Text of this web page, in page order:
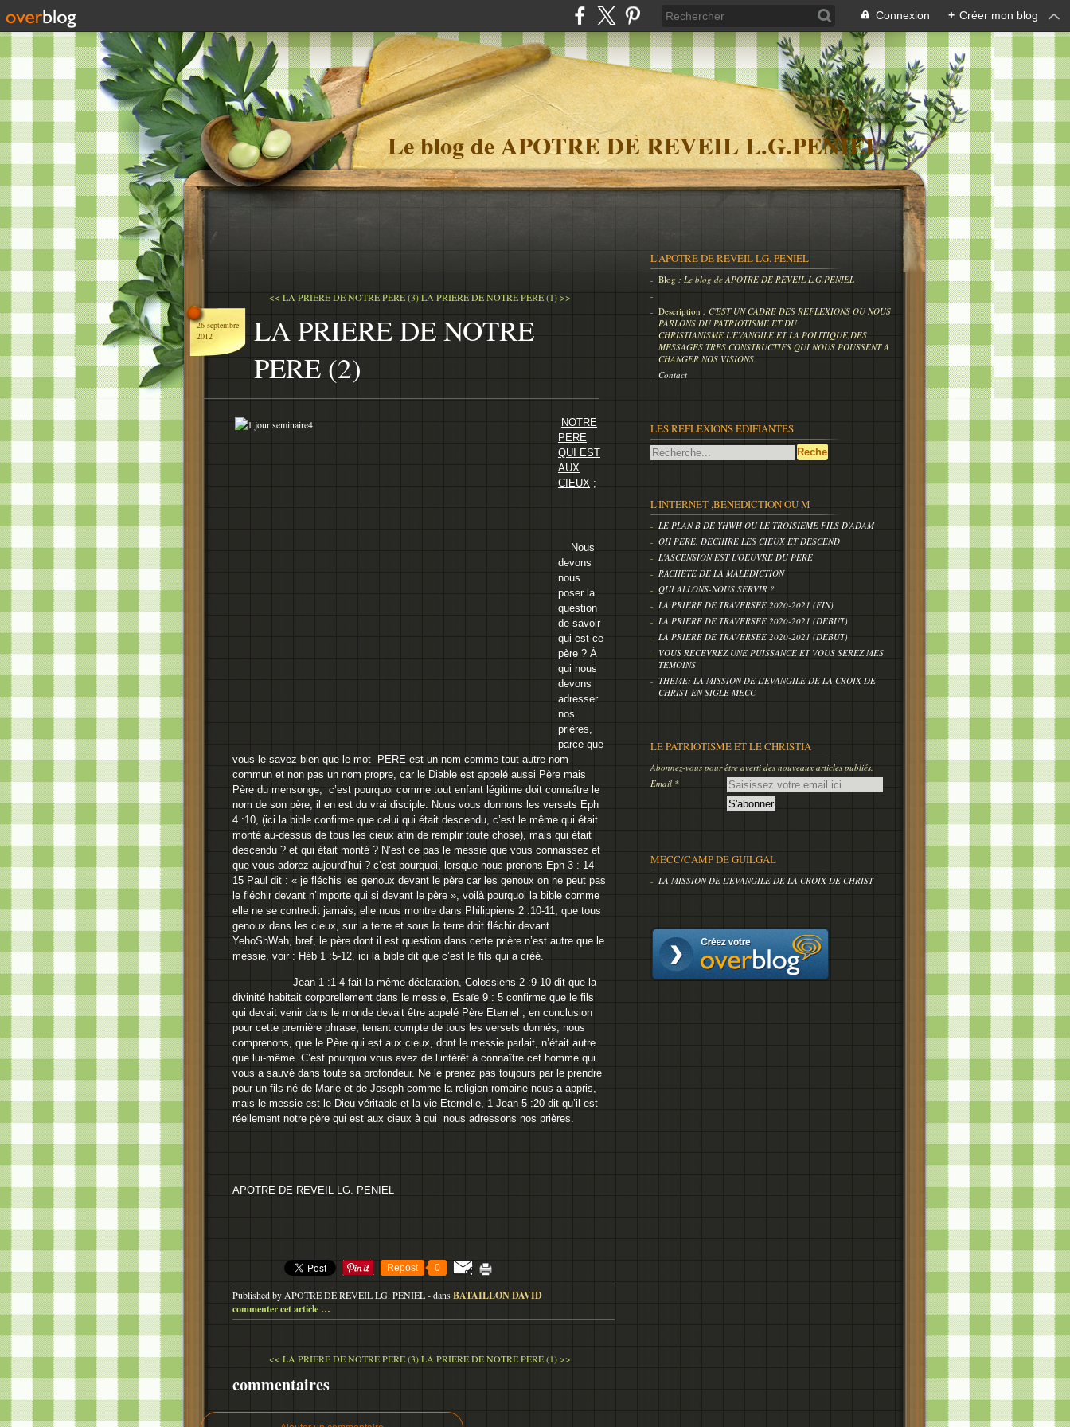
Connexion + Créer mon blog
Le blog de APOTRE DE REVEIL L.G.PENIEL
<< LA PRIERE DE NOTRE PERE (3) LA PRIERE DE NOTRE PERE (1) >>
26 septembre
2012
LA PRIERE DE NOTRE
PERE (2)
NOTRE
PERE
QUI EST
AUX
CIEUX ;
Nous
devons
nous
poser la
question
de savoir
qui est ce
père ? À
qui nous
devons
adresser
nos
prières,
parce que
vous le savez bien que le mot PERE est un nom comme tout autre nom
commun et non pas un nom propre, car le Diable est appelé aussi Père mais
Père du mensonge, c’est pourquoi comme tout enfant légitime doit connaître le
nom de son père, il en est du vrai disciple. Nous vous donnons les versets Eph
4 :10, (ici la bible confirme que celui qui était descendu, c’est le même qui était
monté au-dessus de tous les cieux afin de remplir toute chose), mais qui était
descendu ? et qui était monté ? N’est ce pas le messie que vous connaissez et
que vous adorez aujourd’hui ? c’est pourquoi, lorsque nous prenons Eph 3 : 14-
15 Paul dit : « je fléchis les genoux devant le père car les genoux on ne peut pas
le fléchir devant n’importe qui si devant le père », voilà pourquoi la bible comme
elle ne se contredit jamais, elle nous montre dans Philippiens 2 :10-11, que tous
genoux dans les cieux, sur la terre et sous la terre doit fléchir devant
YehoShWah, bref, le père dont il est question dans cette prière n’est autre que le
messie, voir : Héb 1 :5-12, ici la bible dit que c’est le fils qui a créé.
Jean 1 :1-4 fait la même déclaration, Colossiens 2 :9-10 dit que la
divinité habitait corporellement dans le messie, Esaïe 9 : 5 confirme que le fils
qui devait venir dans le monde devait être appelé Père Eternel ; en conclusion
pour cette première phrase, tenant compte de tous les versets donnés, nous
comprenons, que le Père qui est aux cieux, dont le messie parlait, n’était autre
que lui-même. C’est pourquoi vous avez de l’intérêt à connaître cet homme qui
vous a sauvé dans toute sa profondeur. Ne le prenez pas toujours par le prendre
pour un fils né de Marie et de Joseph comme la religion romaine nous a appris,
mais le messie est le Dieu véritable et la vie Eternelle, 1 Jean 5 :20 dit qu’il est
réellement notre père qui est aux cieux à qui nous adressons nos prières.
APOTRE DE REVEIL LG. PENIEL
Repost 0
Published by APOTRE DE REVEIL LG. PENIEL-dans BATAILLON DAVID
commenter cet article …
<< LA PRIERE DE NOTRE PERE (3) LA PRIERE DE NOTRE PERE (1) >>
commentaires
L'APOTRE DE REVEIL LG. PENIEL
Blog : Le blog de APOTRE DE REVEIL L.G.PENIEL
Description : C'EST UN CADRE DES REFLEXIONS OU NOUS
PARLONS DU PATRIOTISME ET DU
CHRISTIANISME,L'EVANGILE ET LA POLITIQUE,DES
MESSAGES TRES CONSTRUCTIFS QUI NOUS POUSSENT A
CHANGER NOS VISIONS.
Contact
LES REFLEXIONS EDIFIANTES
L'INTERNET ,BENEDICTION OU M
LE PLAN B DE YHWH OU LE TROISIEME FILS D'ADAM
OH PERE, DECHIRE LES CIEUX ET DESCEND
L'ASCENSION EST L'OEUVRE DU PERE
RACHETE DE LA MALEDICTION
QUI ALLONS-NOUS SERVIR ?
LA PRIERE DE TRAVERSEE 2020-2021 (FIN)
LA PRIERE DE TRAVERSEE 2020-2021 (DEBUT)
LA PRIERE DE TRAVERSEE 2020-2021 (DEBUT)
VOUS RECEVREZ UNE PUISSANCE ET VOUS SEREZ MES
TEMOINS
THEME: LA MISSION DE L'EVANGILE DE LA CROIX DE
CHRIST EN SIGLE MECC
LE PATRIOTISME ET LE CHRISTIA
Abonnez-vous pour être averti des nouveaux articles publiés.
Email
MECC/CAMP DE GUILGAL
LA MISSION DE L'EVANGILE DE LA CROIX DE CHRIST